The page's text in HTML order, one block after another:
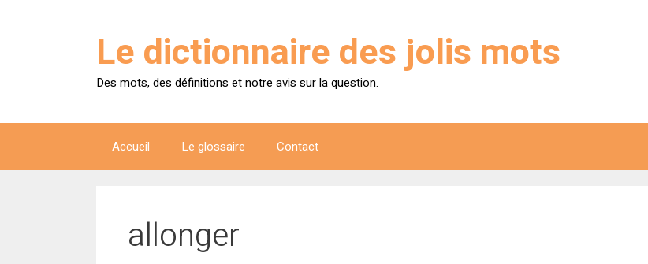
Le dictionnaire des jolis mots
Des mots, des définitions et notre avis sur la question.
Accueil Le glossaire Contact
allonger